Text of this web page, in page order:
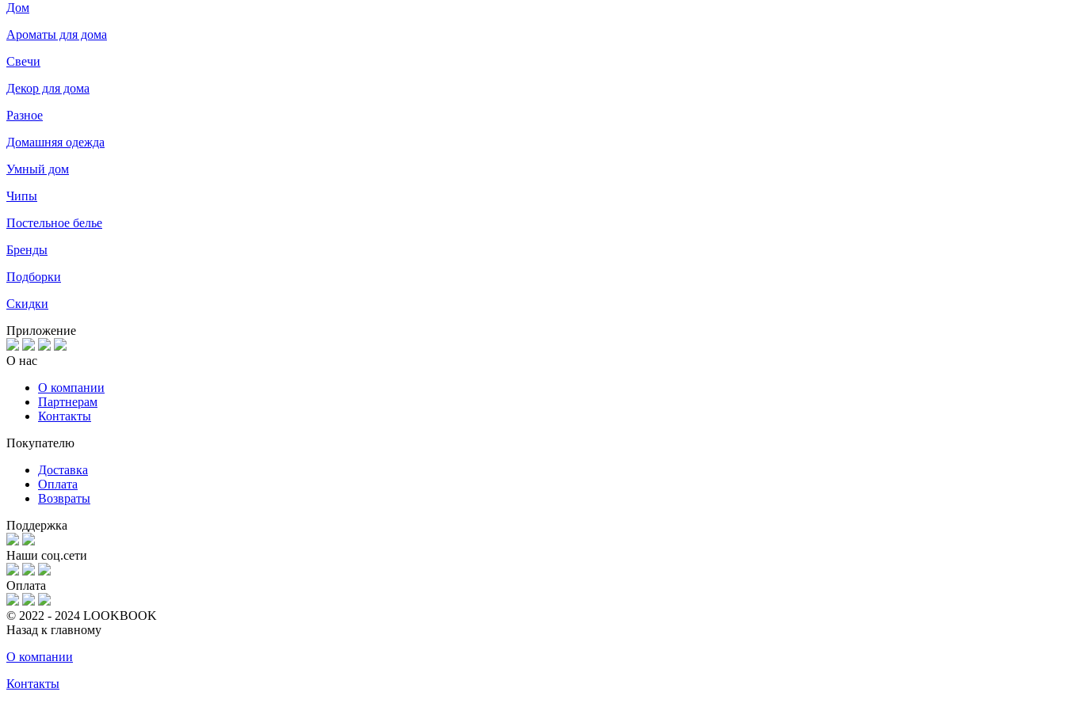
Дом
Ароматы для дома
Свечи
Декор для дома
Разное
Домашняя одежда
Умный дом
Чипы
Постельное белье
Бренды
Подборки
Скидки
Приложение
О нас
О компании
Партнерам
Контакты
Покупателю
Доставка
Оплата
Возвраты
Поддержка
Наши соц.сети
Оплата
© 2022 - 2024 LOOKBOOK
Назад к главному
О компании
Контакты